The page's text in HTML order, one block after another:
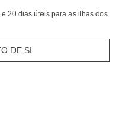
20 dias úteis para as ilhas dos
DE SI